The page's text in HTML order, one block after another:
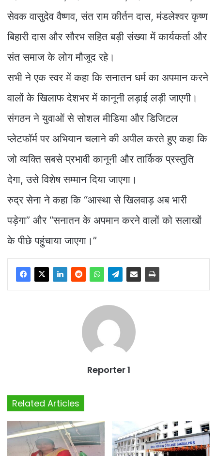
सेवक वासुदेव वैष्णव, संत राम कीर्तन दास, मंडलेश्वर कृष्ण
बिहारी दास और सौरभ सहित बड़ी संख्या में कार्यकर्ता और
संत समाज के लोग मौजूद रहे।
सभी ने एक स्वर में कहा कि सनातन धर्म का अपमान करने
वालों के खिलाफ देशभर में कानूनी लड़ाई लड़ी जाएगी।
संगठन ने युवाओं से सोशल मीडिया और डिजिटल
प्लेटफॉर्म पर अभियान चलाने की अपील करते हुए कहा कि
जो व्यक्ति सबसे प्रभावी कानूनी और तार्किक प्रस्तुति
देगा, उसे विशेष सम्मान दिया जाएगा।
रुद्र सेना ने कहा कि “आस्था से खिलवाड़ अब भारी
पड़ेगा” और “सनातन के अपमान करने वालों को सलाखों
के पीछे पहुंचाया जाएगा।”
Reporter 1
Related Articles